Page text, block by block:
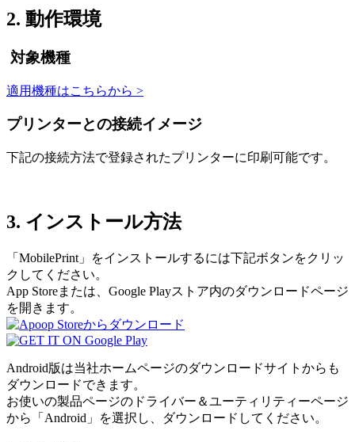
2. 動作環境
対象機種
適用機種はこちらから >
プリンターとの接続イメージ
下記の接続方法で登録されたプリンターに印刷可能です。
3. インストール方法
「MobilePrint」をインストールするには下記ボタンをクリッ
クしてください。
App Storeまたは、Google Playストア内のダウンロードページ
を開きます。
Android版は当社ホームページのダウンロードサイトからも
ダウンロードできます。
お使いの製品ページのドライバー＆ユーティリティーページ
から「Android」を選択し、ダウンロードしてください。